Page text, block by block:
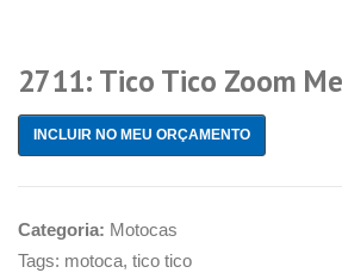
2711: Tico Tico Zoom
INCLUIR NO MEU ORÇAMENTO
Categoria: Motocas
Tags: motoca, tico tico